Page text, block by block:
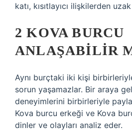
katı, kısıtlayıcı ilişkilerden
2 KOVA BURCU
ANLAŞABILIR
Aynı burçtaki iki kişi
sorun yaşamazlar. Bir araya
deneyimlerini birbirleriyle
Kova burcu erkeği ve Kova
dinler ve olayları analiz eder.